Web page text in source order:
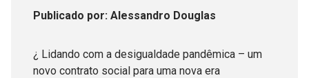
Publicado por: Alessandro Douglas
¿ Lidando com a desigualdade pandêmica – um
novo contrato social para uma nova era